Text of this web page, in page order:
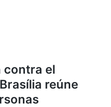
contra el
reúne